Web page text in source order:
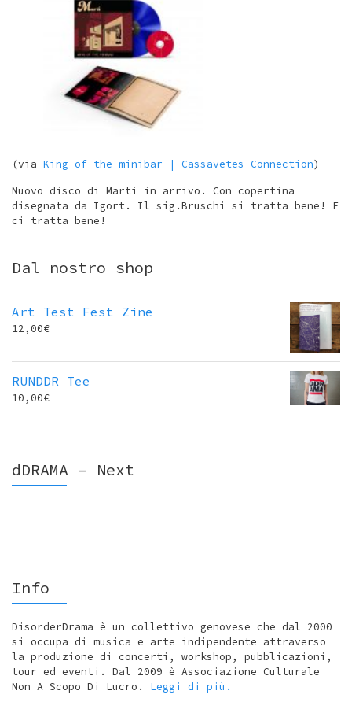
(via King of the minibar | Cassavetes Connection)
Nuovo disco di Marti in arrivo. Con copertina
disegnata da Igort. Il sig.Bruschi si tratta bene! E
ci tratta bene!
Dal nostro shop
Art Test Fest Zine
12,00€
RUNDDR Tee
10,00€
dDRAMA – Next
Info
DisorderDrama è un collettivo genovese che dal 2000
si occupa di musica e arte indipendente attraverso
la produzione di concerti, workshop, pubblicazioni,
tour ed eventi. Dal 2009 è Associazione Culturale
Non A Scopo Di Lucro. Leggi di più.